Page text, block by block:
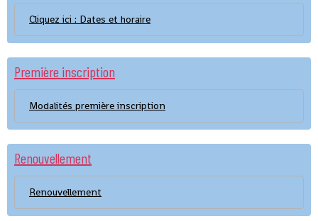
Cliquez ici : Dates et horaire
Première inscription
Modalités première inscription
Renouvellement
Renouvellement